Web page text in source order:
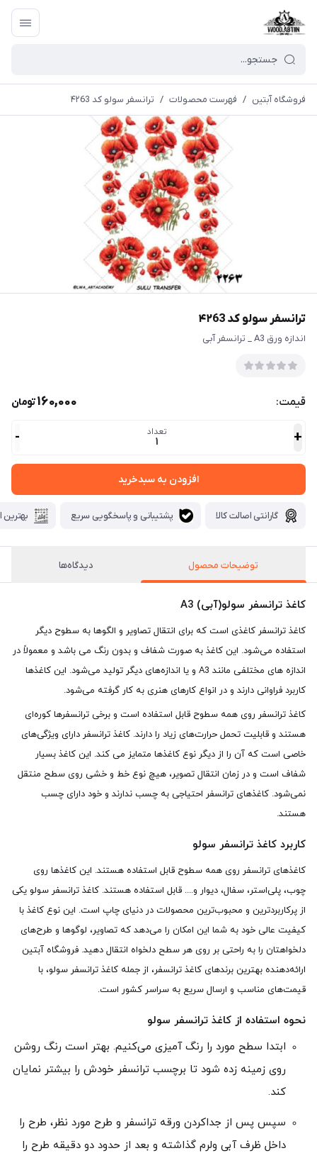
فروشگاه آبتین / فهرست محصولات / ترانسفر سولو کد ۴۲63
ترانسفر سولو کد ۴۲63
اندازه ورق A3 _ ترانسفر آبی
قیمت: 160,000تومان
+ تعداد
1
-
افزودن به سبدخرید
گارانتی اصالت کالا پشتیبانی و پاسخگویی سریع بهترین
توضیحات محصول دیدگاه‌ها
کاغذ ترانسفر سولو(آبی) A3
کاغذ ترانسفر کاغذی است که برای انتقال تصاویر و الگوها به سطوح دیگر
استفاده می‌شود. این کاغذ به صورت شفاف و بدون رنگ می باشد و معمولاً در
اندازه های مختلفی مانند A3 و یا اندازه‌های دیگر تولید می‌شود. این کاغذها
کاربرد فراوانی دارند و در انواع کارهای هنری به کار گرفته می‌شود.
کاغذ ترانسفر روی همه سطوح قابل استفاده است و برخی ترانسفرها کوره‌ای
هستند و قابلیت تحمل حرارت‌های زیاد را دارند. کاغذ ترانسفر دارای ویژگی‌های
خاصی است که آن را از دیگر نوع کاغذها متمایز می کند. این کاغذ بسیار
شفاف است و در زمان انتقال تصویر، هیچ نوع خط و خشی روی سطح منتقل
نمی‌شود. کاغذهای ترانسفر احتیاجی به چسب ندارند و خود دارای چسب
هستند.
کاربرد کاغذ ترانسفر سولو
کاغذهای ترانسفر روی همه سطوح قابل استفاده هستند. این کاغذها روی
چوب، پلی‌استر، سفال، دیوار و.... قابل استفاده هستند. کاغذ ترانسفر سولو یکی
از پرکاربردترین و محبوب‌ترین محصولات در دنیای چاپ است. این نوع کاغذ با
کیفیت عالی خود به شما این امکان را می‌دهد که تصاویر، لوگوها و طرح‌های
دلخواهتان را به راحتی بر روی هر سطح دلخواه انتقال دهید. فروشگاه آبتین
ارائه‌دهنده بهترین برندهای کاغذ ترانسفر، از جمله کاغذ ترانسفر سولو، با
قیمت‌های مناسب و ارسال سریع به سراسر کشور است.
نحوه استفاده از کاغذ ترانسفر سولو
ابتدا سطح مورد را رنگ آمیزی می‌کنیم. بهتر است رنگ روشن
روی زمینه زده شود تا برچسب ترانسفر خودش را بیشتر نمایان
کند.
سپس پس از جداکردن ورقه ترانسفر و طرح مورد نظر، طرح‌ را
داخل ظرف آبی ولرم گذاشته و بعد از حدود دو دقیقه طرح را